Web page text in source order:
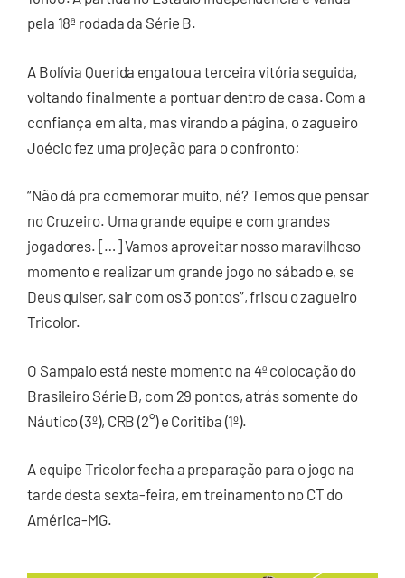
pela 18ª rodada da Série B.
A Bolívia Querida engatou a terceira vitória seguida,
voltando finalmente a pontuar dentro de casa. Com a
confiança em alta, mas virando a página, o zagueiro
Joécio fez uma projeção para o confronto:
“Não dá pra comemorar muito, né? Temos que pensar
no Cruzeiro. Uma grande equipe e com grandes
jogadores. […] Vamos aproveitar nosso maravilhoso
momento e realizar um grande jogo no sábado e, se
Deus quiser, sair com os 3 pontos”, frisou o zagueiro
Tricolor.
O Sampaio está neste momento na 4ª colocação do
Brasileiro Série B, com 29 pontos, atrás somente do
Náutico (3º), CRB (2°) e Coritiba (1º).
A equipe Tricolor fecha a preparação para o jogo na
tarde desta sexta-feira, em treinamento no CT do
América-MG.